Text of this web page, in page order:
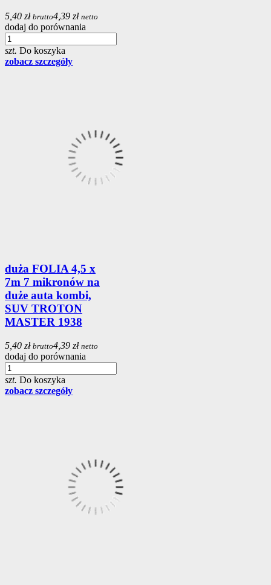
5,40 zł brutto4,39 zł netto
dodaj do porównania
szt. Do koszyka
zobacz szczegóły
duża FOLIA 4,5 x
7m 7 mikronów na
duże auta kombi,
SUV TROTON
MASTER 1938
5,40 zł brutto4,39 zł netto
dodaj do porównania
szt. Do koszyka
zobacz szczegóły